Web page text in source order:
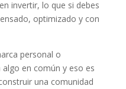
invertir, lo que si debes
optimizado y con
personal o
en común y eso es
una comunidad